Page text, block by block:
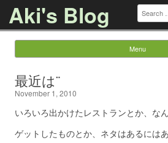
Aki's Blog Search
for:
Menu
最近は¨
November 1, 2010
いろいろ出かけたレストランとか、な
ゲットしたものとか、ネタはあるにはあ